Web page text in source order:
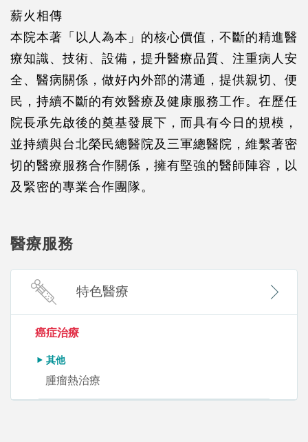
薪火相傳
本院本著「以人為本」的核心價值，不斷的精進醫
療知識、技術、設備，提升醫療品質、注重病人安
全、醫病關係，做好內外部的溝通，提供親切、便
民，持續不斷的有效醫療及健康服務工作。在歷任
院長承先啟後的奠基發展下，而具有今日的規模，
並持續與台北榮民總醫院及三軍總醫院，維繫著密
切的醫療服務合作關係，擁有堅強的醫師陣容，以
及緊密的專業合作團隊。
醫療服務
特色醫療
癌症治療
其他
腫瘤熱治療